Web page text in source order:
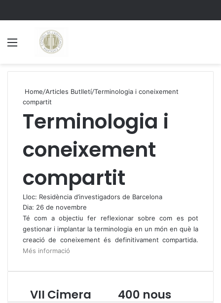
Home/Articles Butlletí/Terminologia i coneixement
compartit
Terminologia i
coneixement
compartit
Lloc: Residència d’investigadors de Barcelona
Dia: 26 de novembre
Té com a objectiu fer reflexionar sobre com es pot
gestionar i implantar la terminologia en un món en què la
creació de coneixement és definitivament compartida.
Més informació
V
VII Cimera
4
400 nous